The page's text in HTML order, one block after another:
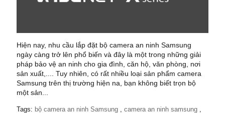
Hiện nay, nhu cầu lắp đặt bộ camera an ninh Samsung
ngày càng trở lên phổ biến và đây là một trong những giải
pháp bảo vệ an ninh cho gia đình, căn hộ, văn phòng, nơi
sản xuất,.... Tuy nhiên, có rất nhiều loại sản phẩm camera
Samsung trên thị trường hiện na, bạn không biết trọn bộ
một sản...
Tags: bộ camera an ninh Samsung , camera an ninh samsung ,